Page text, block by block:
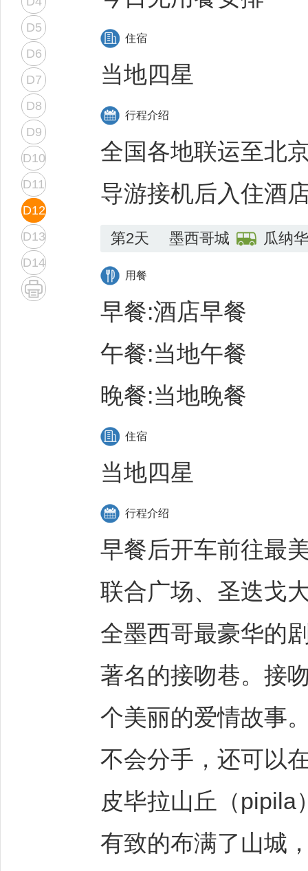
D5
D6
D7
D8
D9
D10
D11
D12
D13
D14
住宿
当地四星
行程介绍
全国各地联运至北
导游接机后入住酒
第2天 墨西哥城 瓜纳
用餐
早餐:酒店早餐
午餐:当地午餐
晚餐:当地晚餐
住宿
当地四星
行程介绍
早餐后开车前往最
联合广场、圣迭戈
全墨西哥最豪华的
著名的接吻巷。接
个美丽的爱情故事
不会分手，还可以
皮毕拉山丘（pipila
有致的布满了山城